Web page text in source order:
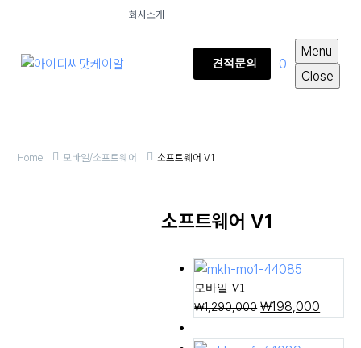
회사소개
견적문의 0
Menu
Close
Home 모바일/소프트웨어 소프트웨어 V1
소프트웨어 V1
모바일 V1
₩1,290,000 ₩198,000